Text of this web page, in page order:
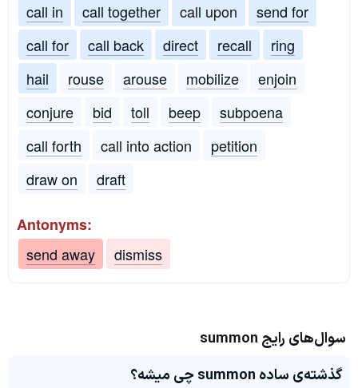
call in
call together call upon
send for
call for
call back direct recall
ring
hail
rouse arouse mobilize
enjoin
conjure
bid toll beep
subpoena
call forth
call into action
petition
draw on
draft
Antonyms:
send away
dismiss
سوال‌های رایج summon
گذشته‌ی ساده summon چی میشه؟